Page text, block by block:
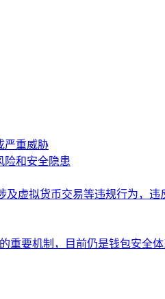
严重威胁
险和安全隐患
及虚拟货币交易等违规行为，违
重要机制，目前仍是钱包安全